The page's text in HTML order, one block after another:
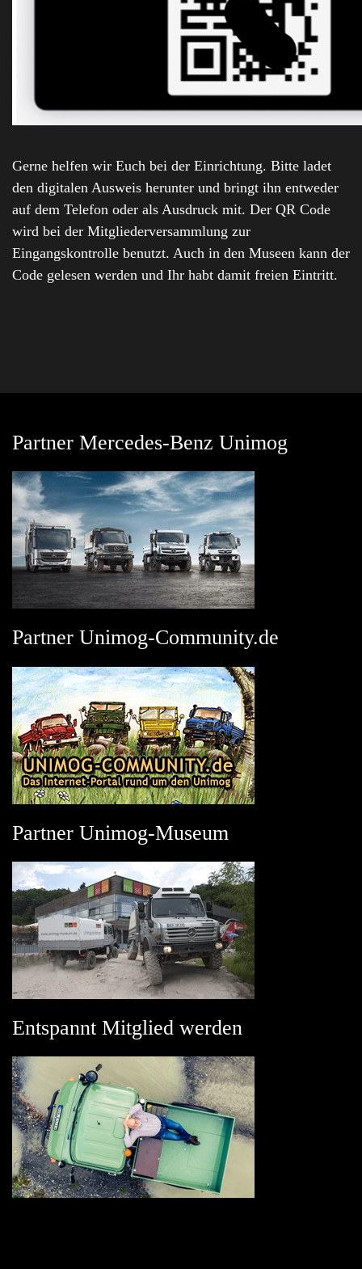
Gerne helfen wir Euch bei der Einrichtung. Bitte ladet
den digitalen Ausweis herunter und bringt ihn entweder
auf dem Telefon oder als Ausdruck mit. Der QR Code
wird bei der Mitgliederversammlung zur
Eingangskontrolle benutzt. Auch in den Museen kann der
Code gelesen werden und Ihr habt damit freien Eintritt.
Partner Mercedes-Benz Unimog
Partner Unimog-Community.de
Partner Unimog-Museum
Entspannt Mitglied werden